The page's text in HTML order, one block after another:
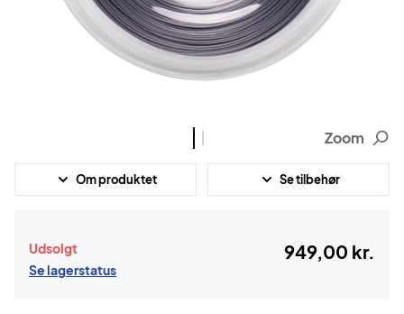
Zoom
Om produktet Se tilbehør
Udsolgt
Se lagerstatus
949,00 kr.